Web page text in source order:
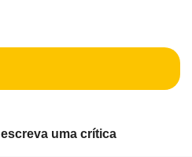
escreva uma crítica